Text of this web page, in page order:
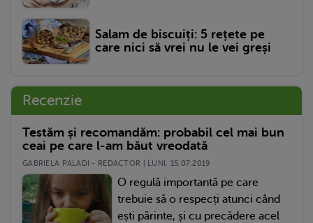
Salam de biscuiți: 5 rețete pe
care nici să vrei nu le vei greși
Recenzie
Testăm și recomandăm: probabil cel mai bun
ceai pe care l-am băut vreodată
GABRIELA PALADI - REDACTOR | LUNI, 15.07.2019
O regulă importantă pe care
trebuie să o respecți atunci când
ești părinte, și cu precădere acel